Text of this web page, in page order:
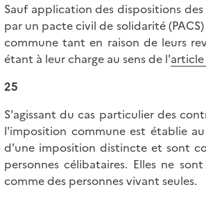
Sauf application des dispositions
par un pacte civil de solidarité
commune tant en raison de leurs
étant à leur charge au sens de l'article
25
S'agissant du cas particulier des
l'imposition commune est établie
d'une imposition distincte et sont
personnes célibataires. Elles ne
comme des personnes vivant seules.